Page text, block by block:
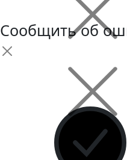
Сообщить об